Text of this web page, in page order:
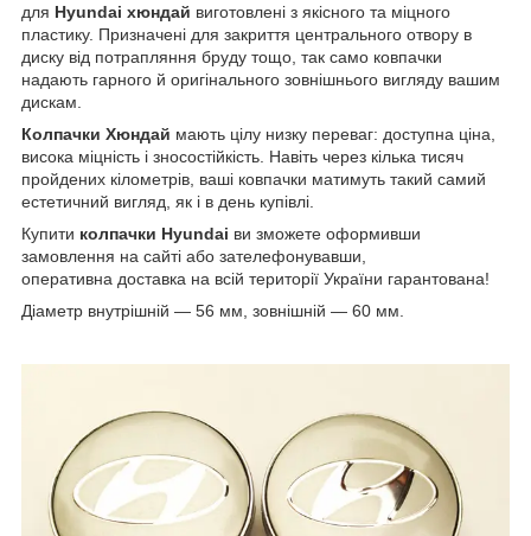
для Hyundai хюндай виготовлені з якісного та міцного
пластику. Призначені для закриття центрального отвору в
диску від потрапляння бруду тощо, так само ковпачки
надають гарного й оригінального зовнішнього вигляду вашим
дискам.
Колпачки Хюндай мають цілу низку переваг: доступна ціна,
висока міцність і зносостійкість. Навіть через кілька тисяч
пройдених кілометрів, ваші ковпачки матимуть такий самий
естетичний вигляд, як і в день купівлі.
Купити колпачки Hyundai ви зможете оформивши
замовлення на сайті або зателефонувавши,
оперативна доставка на всій території України гарантована!
Діаметр внутрішній — 56 мм, зовнішній — 60 мм.